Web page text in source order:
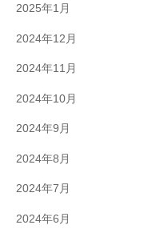
2025年1月
2024年12月
2024年11月
2024年10月
2024年9月
2024年8月
2024年7月
2024年6月